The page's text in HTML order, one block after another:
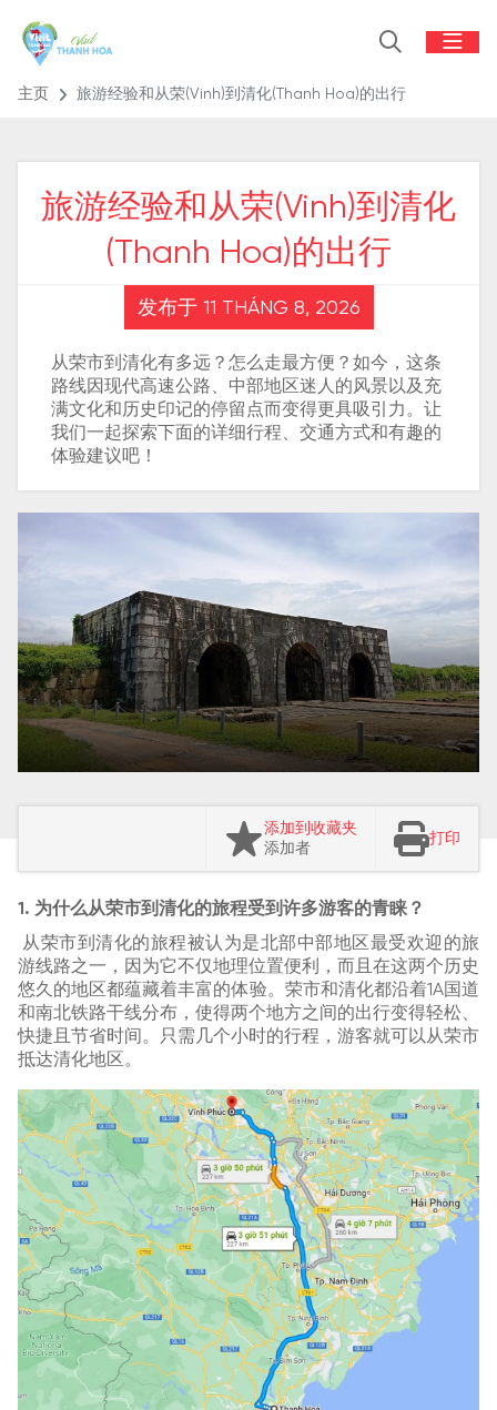
主页 旅游经验和从荣(Vinh)到清化(Thanh Hoa)的出行
旅游经验和从荣(Vinh)到清化
(Thanh Hoa)的出行
发布于 11 THÁNG 8, 2026
从荣市到清化有多远？怎么走最方便？如今，这条
路线因现代高速公路、中部地区迷人的风景以及充
满文化和历史印记的停留点而变得更具吸引力。让
我们一起探索下面的详细行程、交通方式和有趣的
体验建议吧！
添加到收藏夹
添加者
打印
1. 为什么从荣市到清化的旅程受到许多游客的青睐？
从荣市到清化的旅程被认为是北部中部地区最受欢迎的旅
游线路之一，因为它不仅地理位置便利，而且在这两个历史
悠久的地区都蕴藏着丰富的体验。荣市和清化都沿着1A国道
和南北铁路干线分布，使得两个地方之间的出行变得轻松、
快捷且节省时间。只需几个小时的行程，游客就可以从荣市
抵达清化地区。